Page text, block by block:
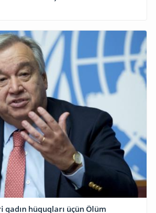
qadın hüquqları üçün Ölüm